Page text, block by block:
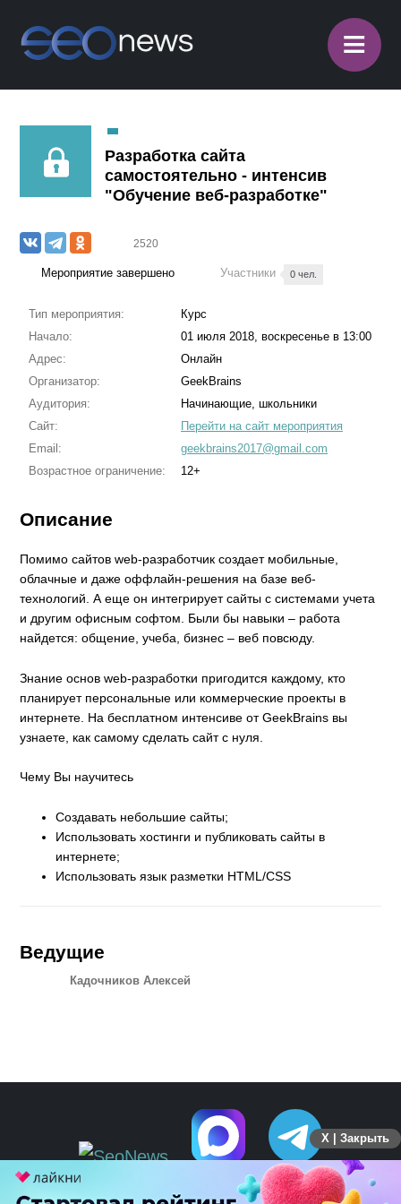
≡
Разработка сайта
самостоятельно - интенсив
"Обучение веб-разработке"
2520
Мероприятие завершено Участники 0 чел.
Тип мероприятия:
Курс
Начало:
01 июля 2018, воскресенье в 13:00
Адрес:
Онлайн
Организатор:
GeekBrains
Аудитория:
Начинающие, школьники
Сайт:
Перейти на сайт мероприятия
Email:
geekbrains2017@gmail.com
Возрастное ограничение:
12+
Описание
Помимо сайтов web-разработчик создает мобильные,
облачные и даже оффлайн-решения на базе веб-
технологий. А еще он интегрирует сайты с системами учета
и другим офисным софтом. Были бы навыки – работа
найдется: общение, учеба, бизнес – веб повсюду.
Знание основ web-разработки пригодится каждому, кто
планирует персональные или коммерческие проекты в
интернете. На бесплатном интенсиве от GeekBrains вы
узнаете, как самому сделать сайт с нуля.
Чему Вы научитесь
Создавать небольшие сайты;
Использовать хостинги и публиковать сайты в
интернете;
Использовать язык разметки HTML/CSS
Ведущие
Кадочников Алексей
X | Закрыть
ПЕРЕЙТИ НА ПОЛНУЮ ВЕРСИЮ